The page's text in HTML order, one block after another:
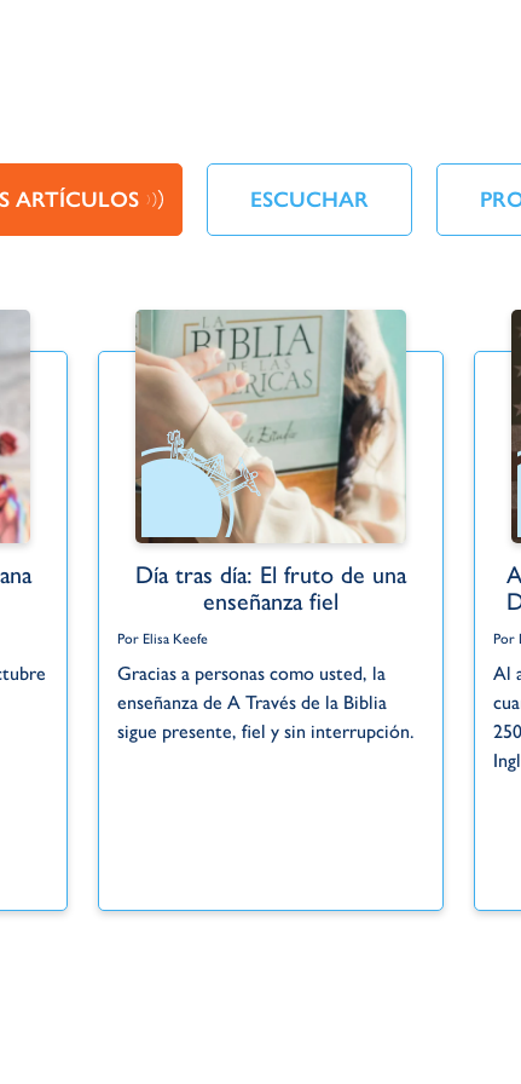
ARTÍCULOS ESCUCHAR
Día tras día: El fruto de una
enseñanza fiel
Por Elisa Keefe
Gracias a personas como usted, la
enseñanza de A Través de la Biblia
sigue presente, fiel y sin interrupción.
Por
Al